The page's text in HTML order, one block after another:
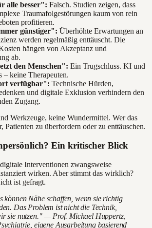
alle besser": Falsch. Studien zeigen, dass
Traumafolgestörungen kaum von rein
profitieren.
günstiger": Überhöhte Erwartungen an
werden regelmäßig enttäuscht. Die
hängen von Akzeptanz und
ab.
den Menschen": Ein Trugschluss. KI und
– keine Therapeuten.
verfügbar": Technische Hürden,
und digitale Exklusion verhindern den
Zugang.
Werkzeuge, keine Wundermittel. Wer das
Patienten zu überfordern oder zu enttäuschen.
Ein kritischer Blick
Interventionen zwangsweise
wirken. Aber stimmt das wirklich?
ist gefragt.
können Nähe schaffen, wenn sie richtig
Das Problem ist nicht die Technik,
sie nutzen." — Prof. Michael Huppertz,
eigene Ausarbeitung basierend